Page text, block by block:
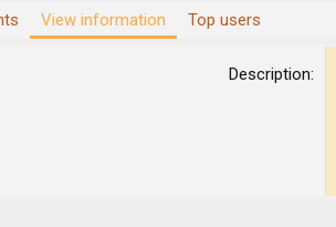
View information Top users
Description